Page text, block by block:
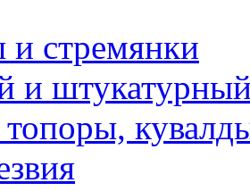
стремянки
и